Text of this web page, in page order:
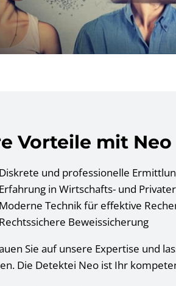
Vorteile mit Neo
Diskrete und professionelle
Erfahrung in Wirtschafts- und
Moderne Technik für effektive
Rechtssichere Beweissicherung
Sie auf unsere Expertise und
Die Detektei Neo ist Ihr